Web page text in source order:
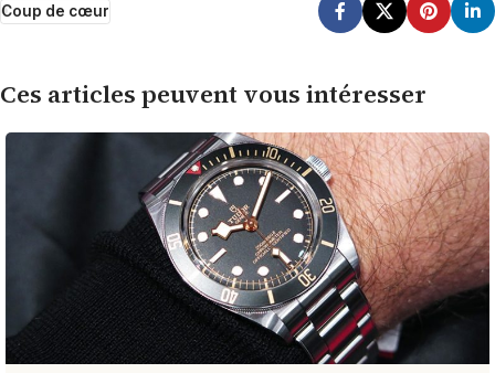
Coup de cœur
Ces articles peuvent vous intéresser